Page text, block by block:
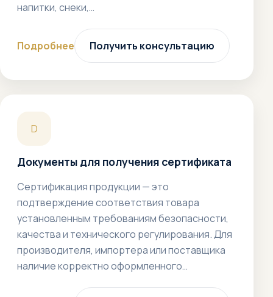
напитки, снеки,…
Подробнее Получить консультацию
D
Документы для получения сертификата
Сертификация продукции — это
подтверждение соответствия товара
установленным требованиям безопасности,
качества и технического регулирования. Для
производителя, импортера или поставщика
наличие корректно оформленного…